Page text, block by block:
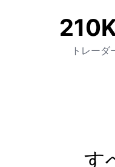
トレーダ
す